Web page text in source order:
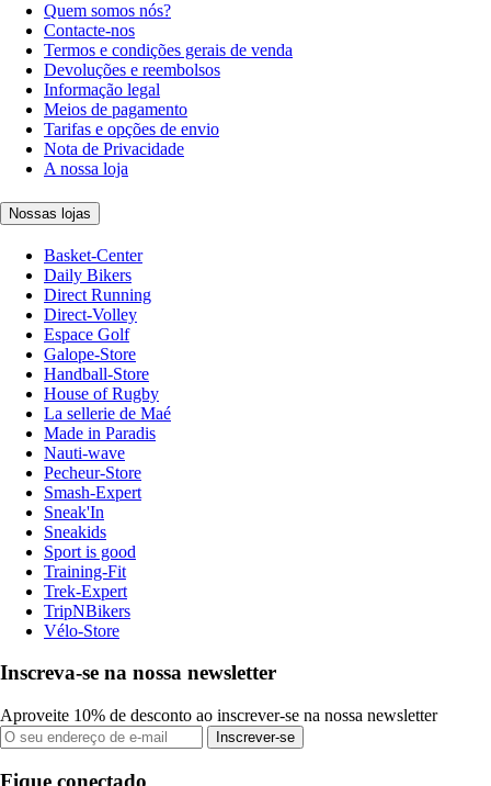
Quem somos nós?
Contacte-nos
Termos e condições gerais de venda
Devoluções e reembolsos
Informação legal
Meios de pagamento
Tarifas e opções de envio
Nota de Privacidade
A nossa loja
Nossas lojas
Basket-Center
Daily Bikers
Direct Running
Direct-Volley
Espace Golf
Galope-Store
Handball-Store
House of Rugby
La sellerie de Maé
Made in Paradis
Nauti-wave
Pecheur-Store
Smash-Expert
Sneak'In
Sneakids
Sport is good
Training-Fit
Trek-Expert
TripNBikers
Vélo-Store
Inscreva-se na nossa newsletter
Aproveite 10% de desconto ao inscrever-se na nossa newsletter
Inscrever-se
Fique conectado